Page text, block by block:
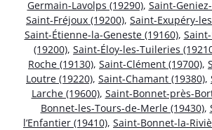
Germain-Lavolps (19290), Saint-
Saint-Fréjoux (19200), Saint-Exupéry-
Saint-Étienne-la-Geneste (19160),
(19200), Saint-Éloy-les-Tuileries
Roche (19130), Saint-Clément (19700),
Loutre (19220), Saint-Chamant (19380),
Larche (19600), Saint-Bonnet-près-
Bonnet-les-Tours-de-Merle (19430),
l’Enfantier (19410), Saint-Bonnet-la-